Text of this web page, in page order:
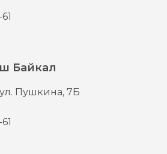
Байкал
ул. Пушкина, 7Б